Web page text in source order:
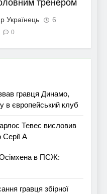
тренером
Українець
6
0
гравця Динамо,
в європейський клуб
Тевес висловив
А
Осімхена в ПСЖ:
гравця збірної